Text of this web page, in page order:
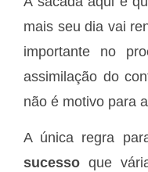
mais seu dia vai
importante no
assimilação do
não é motivo para
A única regra
sucesso que